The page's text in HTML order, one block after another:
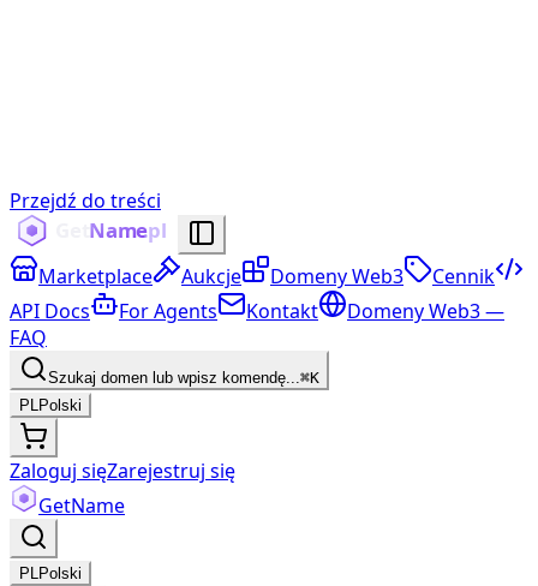
Przejdź do treści
Marketplace Aukcje Domeny Web3
Cennik
API Docs
For Agents Kontakt
Domeny Web3 —
FAQ
Szukaj domen lub wpisz komendę...⌘K
PLPolski
Zaloguj sięZarejestruj się
GetName
PLPolski